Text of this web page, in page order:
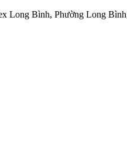
Long Bình, Phường Long